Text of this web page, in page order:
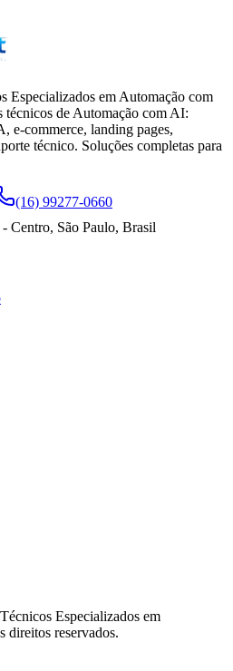
Especializados em Automação com
técnicos de Automação com AI:
e-commerce, landing pages,
técnico. Soluções completas para
(16) 99277-0660
Centro, São Paulo, Brasil
Especializados em
direitos reservados.